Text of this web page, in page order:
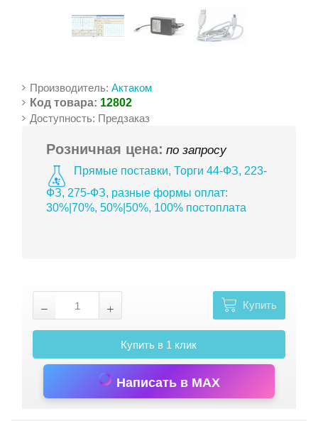
Производитель:Актаком
Код товара: 12802
Доступность: Предзаказ
Розничная цена: по запросу
Прямые поставки, Торги 44-ФЗ, 223-
ФЗ, 275-ФЗ, разные формы оплат:
30%|70%, 50%|50%, 100% постоплата
Купить
Купить в 1 клик
Написать в MAX